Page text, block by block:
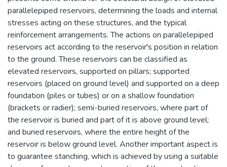
parallelepiped reservoirs, determining the loads and internal
stresses acting on these structures, and the typical
reinforcement arrangements. The actions on parallelepiped
reservoirs act according to the reservoir's position in relation
to the ground. These reservoirs can be classified as
elevated reservoirs, supported on pillars; supported
reservoirs (placed on ground level) and supported on a deep
foundation (piles or tubes) or on a shallow foundation
(brackets or radier); semi-buried reservoirs, where part of
the reservoir is buried and part of it is above ground level;
and buried reservoirs, where the entire height of the
reservoir is below ground level. Another important aspect is
to guarantee stanching, which is achieved by using a suitable